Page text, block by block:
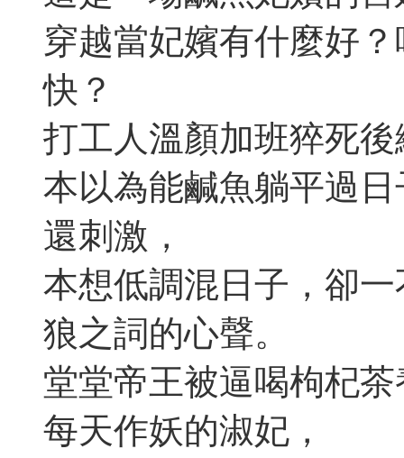
穿越當妃嬪有什麼好
快？
打工人溫顏加班猝死
本以為能鹹魚躺平過
還刺激，
本想低調混日子，卻
狼之詞的心聲。
堂堂帝王被逼喝枸杞
每天作妖的淑妃，